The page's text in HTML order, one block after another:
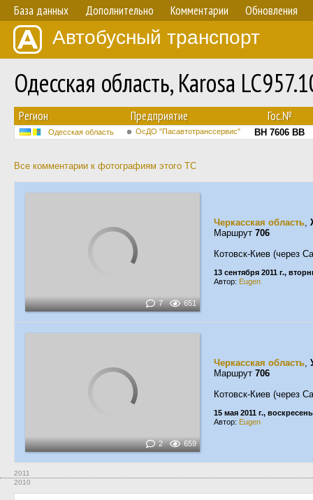
База данных Дополнительно Комментарии Обновления
Автобусный транспорт
Одесская область, Karosa
Регион Предприятие Гос.№
Одесская область ОсДО "Пасавтотранссервис" BH 7606 BB
Все комментарии к фотографиям этого ТС
7 651
Черкасская область,
Маршрут 706
Котовск-Киев (через
13 сентября 2011 г.,
Автор: Eugen
2 659
Черкасская область,
Маршрут 706
Котовск-Киев (через
15 мая 2011 г.,
Автор: Eugen
2011
2010